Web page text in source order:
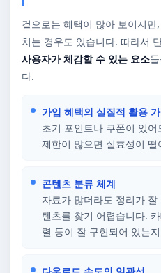
겉으로는 혜택이 많아 보이지
치는 경우도 있습니다. 따라서
사용자가 체감할 수 있는 요소
다.
가입 혜택의 실질적 활용
초기 포인트나 쿠폰이 있
제한이 많으면 실효성이
콘텐츠 분류 체계
자료가 많더라도 정리가
텐츠를 찾기 어렵습니다.
렬 등이 잘 구현되어 있는